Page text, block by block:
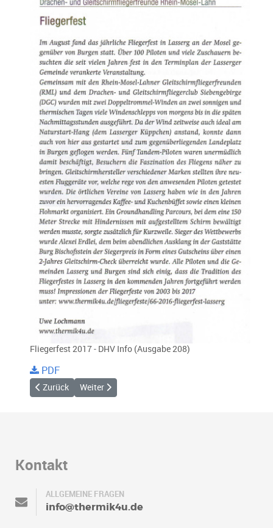
Fliegerfest 2017 - DHV Info (Ausgabe 208)
PDF
Vorheriger Beitrag: Palz-Open 2017 - DHV Info
Zurück Nächster Beitrag: Gleitschirmfliegen - Cochem
Weiter
Kontakt
ALLGEMEINE FRAGEN
info@thermik4u.de